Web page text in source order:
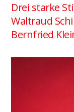
Drei starke
Waltraud
Bernfried